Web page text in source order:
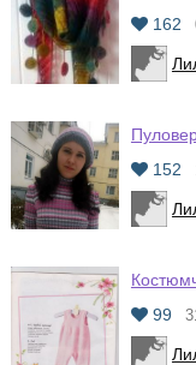
162
152
99